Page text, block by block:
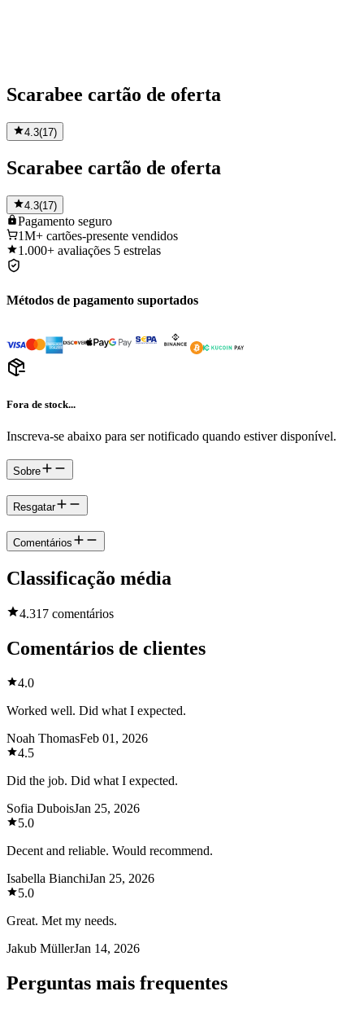
Scarabee cartão de oferta
4.3(17)
Scarabee cartão de oferta
4.3(17)
Pagamento seguro
1M+ cartões-presente vendidos
1.000+ avaliações 5 estrelas
Métodos de pagamento suportados
Fora de stock...
Inscreva-se abaixo para ser notificado quando estiver disponível.
Sobre
Resgatar
Comentários
Classificação média
4.317 comentários
Comentários de clientes
4.0
Worked well. Did what I expected.
Noah ThomasFeb 01, 2026
4.5
Did the job. Did what I expected.
Sofia DuboisJan 25, 2026
5.0
Decent and reliable. Would recommend.
Isabella BianchiJan 25, 2026
5.0
Great. Met my needs.
Jakub MüllerJan 14, 2026
Perguntas mais frequentes